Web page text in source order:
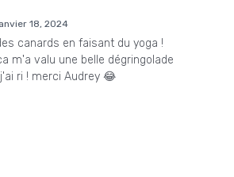
18, 2024
canards en faisant du yoga !
m'a valu une belle dégringolade
ri ! merci Audrey 😂